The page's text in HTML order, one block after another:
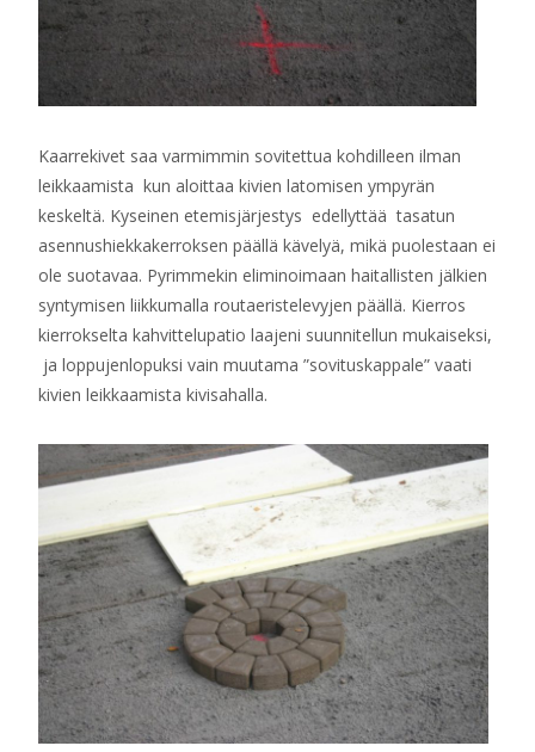
Kaarrekivet saa varmimmin sovitettua kohdilleen ilman
leikkaamista kun aloittaa kivien latomisen ympyrän
keskeltä. Kyseinen etemisjärjestys edellyttää tasatun
asennushiekkakerroksen päällä kävelyä, mikä puolestaan ei
ole suotavaa. Pyrimmekin eliminoimaan haitallisten jälkien
syntymisen liikkumalla routaeristelevyjen päällä. Kierros
kierrokselta kahvittelupatio laajeni suunnitellun mukaiseksi,
ja loppujenlopuksi vain muutama ”sovituskappale” vaati
kivien leikkaamista kivisahalla.